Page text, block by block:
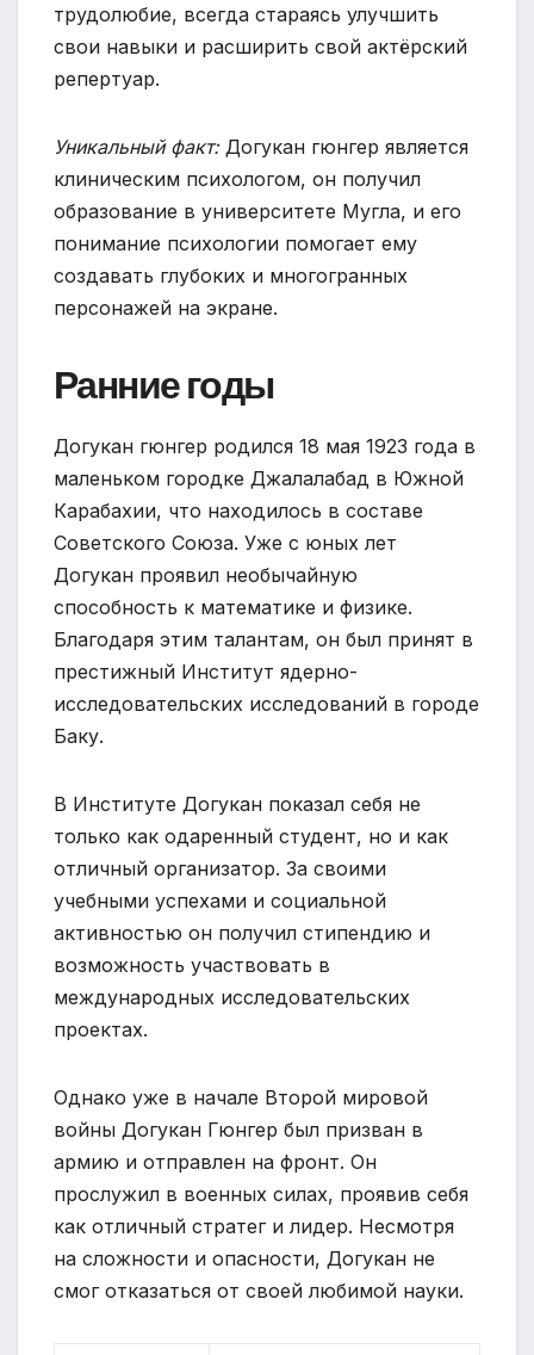
трудолюбие, всегда стараясь улучшить
свои навыки и расширить свой актёрский
репертуар.
Уникальный факт:Догукан гюнгер является
клиническим психологом, он получил
образование в университете Мугла, и его
понимание психологии помогает ему
создавать глубоких и многогранных
персонажей на экране.
Ранние годы
Догукан гюнгер родился 18 мая 1923 года в
маленьком городке Джалалабад в Южной
Карабахии, что находилось в составе
Советского Союза. Уже с юных лет
Догукан проявил необычайную
способность к математике и физике.
Благодаря этим талантам, он был принят в
престижный Институт ядерно-
исследовательских исследований в городе
Баку.
В Институте Догукан показал себя не
только как одаренный студент, но и как
отличный организатор. За своими
учебными успехами и социальной
активностью он получил стипендию и
возможность участвовать в
международных исследовательских
проектах.
Однако уже в начале Второй мировой
войны Догукан Гюнгер был призван в
армию и отправлен на фронт. Он
прослужил в военных силах, проявив себя
как отличный стратег и лидер. Несмотря
на сложности и опасности, Догукан не
смог отказаться от своей любимой науки.